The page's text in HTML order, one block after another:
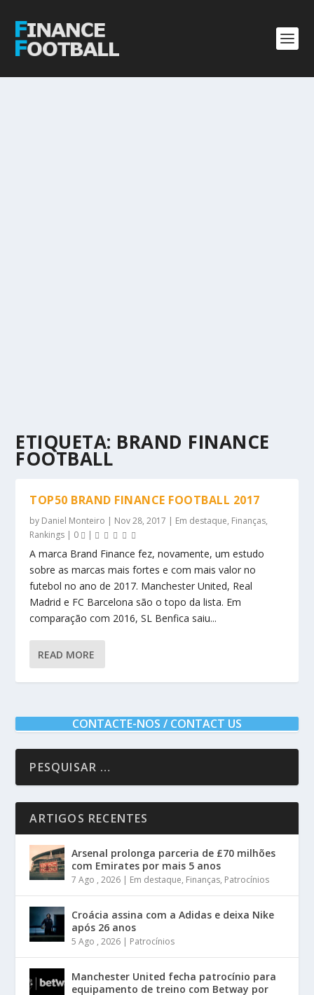
ETIQUETA: BRAND FINANCE
FOOTBALL
TOP50 BRAND FINANCE FOOTBALL 2017
by Daniel Monteiro | Nov 28, 2017 | Em destaque, Finanças,
Rankings | 0 |
A marca Brand Finance fez, novamente, um estudo
sobre as marcas mais fortes e com mais valor no
futebol no ano de 2017. Manchester United, Real
Madrid e FC Barcelona são o topo da lista. Em
comparação com 2016, SL Benfica saiu...
READ MORE
CONTACTE-NOS / CONTACT US
ARTIGOS RECENTES
Arsenal prolonga parceria de £70 milhões
com Emirates por mais 5 anos
7 Ago , 2026 | Em destaque, Finanças, Patrocínios
Croácia assina com a Adidas e deixa Nike
após 26 anos
5 Ago , 2026 | Patrocínios
Manchester United fecha patrocínio para
equipamento de treino com Betway por